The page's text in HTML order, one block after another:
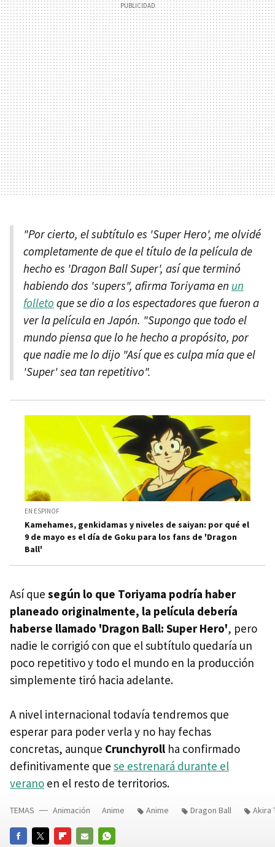
"Por cierto, el subtítulo es 'Super Hero', me olvidé
completamente de que el título de la película de
hecho es 'Dragon Ball Super', así que terminó
habiendo dos 'supers", afirma Toriyama en un
folleto que se dio a los espectadores que fueron a
ver la película en Japón. "Supongo que todo el
mundo piensa que lo he hecho a propósito, por
que nadie me lo dijo "Así que es culpa mía que el
'Super' sea tan repetitivo".
EN ESPINOF
Kamehames, genkidamas y niveles de saiyan: por qué el
9 de mayo es el día de Goku para los fans de 'Dragon
Ball'
Así que según lo que Toriyama podría haber
planeado originalmente, la película debería
haberse llamado 'Dragon Ball: Super Hero', pero
nadie le corrigió con que el subtítulo quedaría un
poco repetitivo y todo el mundo en la producción
simplemente tiró hacia adelante.
A nivel internacional todavía tendremos que
esperar para poder verla y no hay fechas
concretas, aunque Crunchyroll ha confirmado
definitivamente que se estrenará durante el
verano en el resto de territorios.
TEMAS Animación Anime Anime Dragon Ball Akira